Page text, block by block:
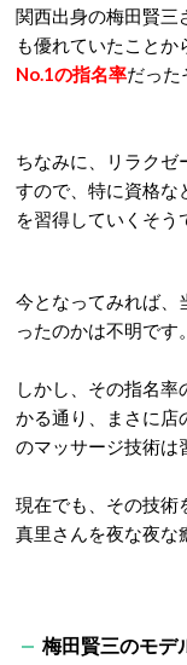
関西出身の梅田賢三
も優れていたことか
No.1の指名率だった
ちなみに、リラクゼ
すので、特に資格な
を習得していくそう
今となってみれば、
ったのかは不明です。
しかし、その指名
かる通り、まさに店
のマッサージ技術は
現在でも、その技術
真里さんを夜な夜な
梅田賢三のモデ